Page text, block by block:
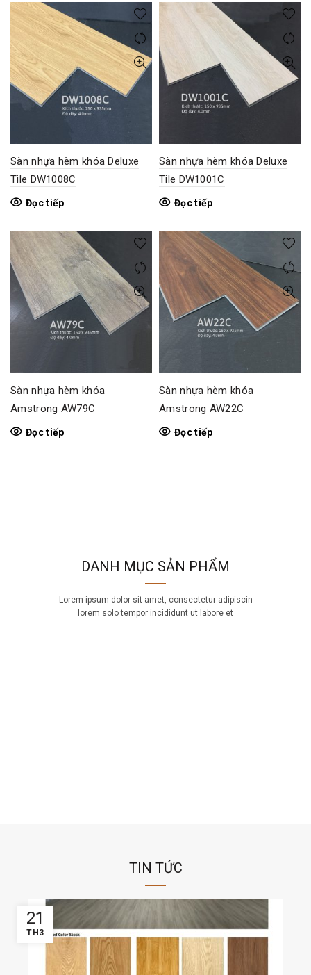
Sàn nhựa hèm khóa Deluxe
Tile DW1008C
Đọc tiếp
Sàn nhựa hèm khóa Deluxe
Tile DW1001C
Đọc tiếp
Sàn nhựa hèm khóa
Amstrong AW79C
Đọc tiếp
Sàn nhựa hèm khóa
Amstrong AW22C
Đọc tiếp
DANH MỤC SẢN PHẨM
Lorem ipsum dolor sit amet, consectetur adipiscin
lorem solo tempor incididunt ut labore et
TIN TỨC
21
TH3